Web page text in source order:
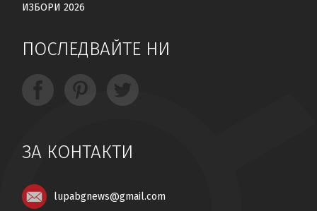
ИЗБОРИ 2026
ПОСЛЕДВАЙТЕ НИ
ЗА КОНТАКТИ
lupabgnews@gmail.com